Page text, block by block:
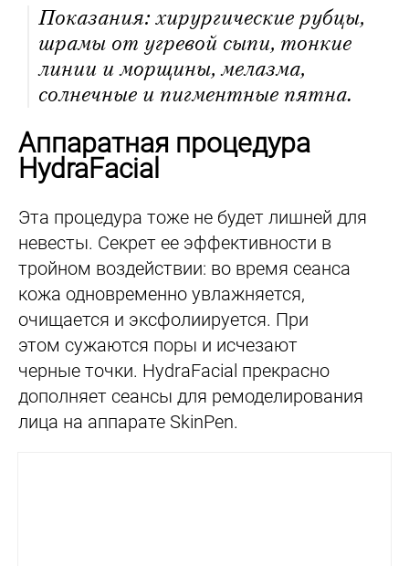
Показания: хирургические рубцы,
шрамы от угревой сыпи, тонкие
линии и морщины, мелазма,
солнечные и пигментные пятна.
Аппаратная процедура
HydraFacial
Эта процедура тоже не будет лишней для
невесты. Секрет ее эффективности в
тройном воздействии: во время сеанса
кожа одновременно увлажняется,
очищается и эксфолиируется. При
этом сужаются поры и исчезают
черные точки. HydraFacial прекрасно
дополняет сеансы для ремоделирования
лица на аппарате SkinPen.